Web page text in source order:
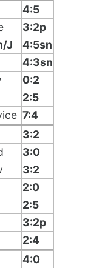
4:5
3:2p
J
4:5sn
4:3sn
0:2
2:5
7:4
3:2
3:0
3:2
2:0
2:5
3:2p
2:4
4:0